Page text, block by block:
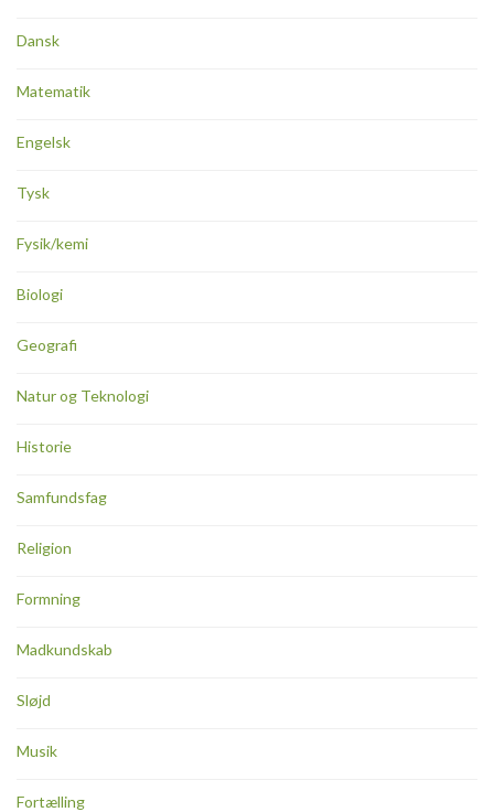
Dansk
Matematik
Engelsk
Tysk
Fysik/kemi
Biologi
Geografi
Natur og Teknologi
Historie
Samfundsfag
Religion
Formning
Madkundskab
Sløjd
Musik
Fortælling